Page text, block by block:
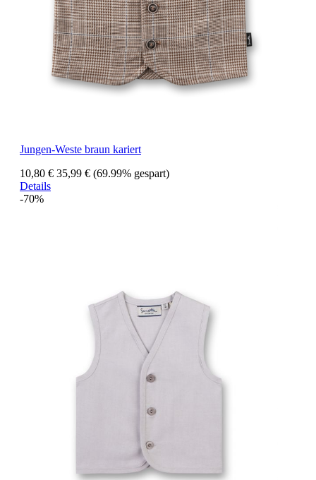
Jungen-Weste braun kariert
10,80 € 35,99 € (69.99% gespart)
Details
-70%